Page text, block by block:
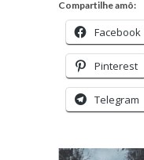
Compartilhe amô:
Facebook
Pinterest
Telegram